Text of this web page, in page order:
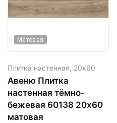
Матовая
Плитка настенная, 20х60
Авеню Плитка
настенная тёмно-
бежевая 60138 20х60
матовая